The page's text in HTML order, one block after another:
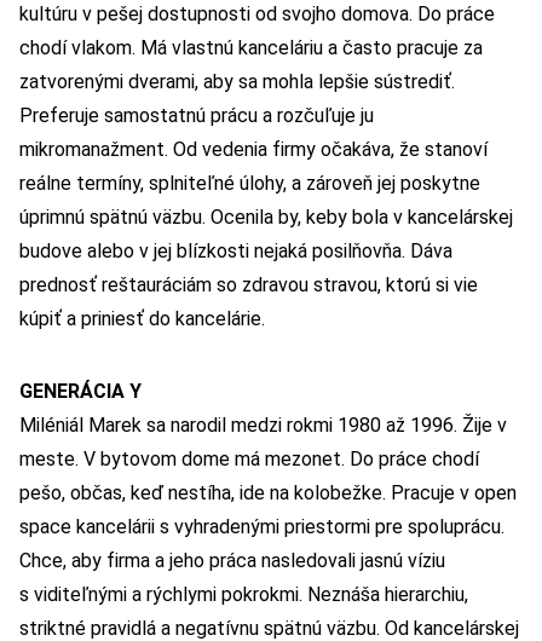
kultúru v pešej dostupnosti od svojho domova. Do práce
chodí vlakom. Má vlastnú kanceláriu a často pracuje za
zatvorenými dverami, aby sa mohla lepšie sústrediť.
Preferuje samostatnú prácu a rozčuľuje ju
mikromanažment. Od vedenia firmy očakáva, že stanoví
reálne termíny, splniteľné úlohy, a zároveň jej poskytne
úprimnú spätnú väzbu. Ocenila by, keby bola v kancelárskej
budove alebo v jej blízkosti nejaká posilňovňa. Dáva
prednosť reštauráciám so zdravou stravou, ktorú si vie
kúpiť a priniesť do kancelárie.
GENERÁCIA Y
Miléniál Marek sa narodil medzi rokmi 1980 až 1996. Žije v
meste. V bytovom dome má mezonet. Do práce chodí
pešo, občas, keď nestíha, ide na kolobežke. Pracuje v open
space kancelárii s vyhradenými priestormi pre spoluprácu.
Chce, aby firma a jeho práca nasledovali jasnú víziu
s viditeľnými a rýchlymi pokrokmi. Neznáša hierarchiu,
striktné pravidlá a negatívnu spätnú väzbu. Od kancelárskej